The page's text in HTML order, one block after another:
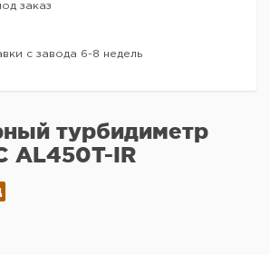
заказ
с завода 6-8 недель
турбидиметр
AL450T-IR